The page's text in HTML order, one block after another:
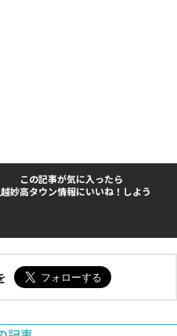
この記事が気に入ったら
越妙高タウン情報にいいね！しよう